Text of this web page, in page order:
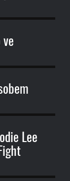
ve
Lee